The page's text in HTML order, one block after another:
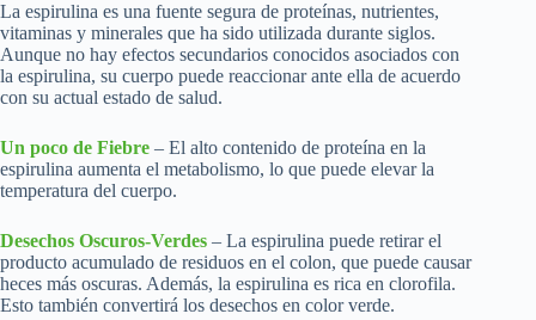
La espirulina es una fuente segura de proteínas, nutrientes,
vitaminas y minerales que ha sido utilizada durante siglos.
Aunque no hay efectos secundarios conocidos asociados con
la espirulina, su cuerpo puede reaccionar ante ella de acuerdo
con su actual estado de salud.
Un poco de Fiebre – El alto contenido de proteína en la
espirulina aumenta el metabolismo, lo que puede elevar la
temperatura del cuerpo.
Desechos Oscuros-Verdes – La espirulina puede retirar el
producto acumulado de residuos en el colon, que puede causar
heces más oscuras. Además, la espirulina es rica en clorofila.
Esto también convertirá los desechos en color verde.